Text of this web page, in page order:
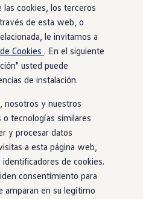
cookies, los terceros
de esta web, o
le invitamos a
Cookies . En el siguiente
usted puede
de instalación.
nosotros y nuestros
o tecnologías similares
y procesar datos
a esta página web,
de cookies.
consentimiento para
amparan en su legítimo
Comerciales
disponibles
gratis
Volkswagen